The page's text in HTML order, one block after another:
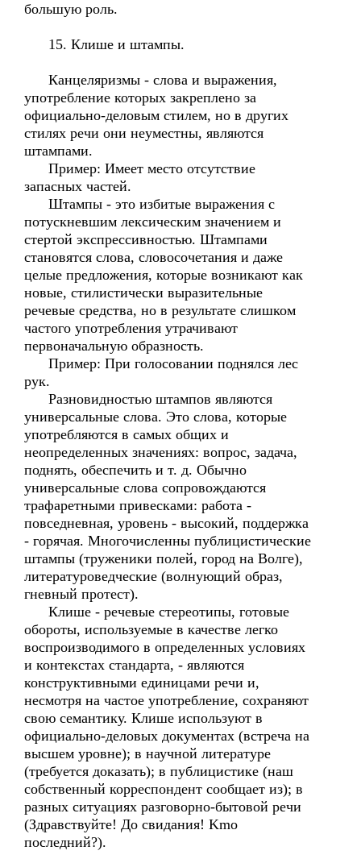
большую роль.
15. Клише и штампы.
Канцеляризмы - слова и выражения,
употребление которых закреплено за
официально-деловым стилем, но в других
стилях речи они неуместны, являются
штампами.
Пример: Имеет место отсутствие
запасных частей.
Штампы - это избитые выражения с
потускневшим лексическим значением и
стертой экспрессивностью. Штампами
становятся слова, словосочетания и даже
целые предложения, которые возникают как
новые, стилистически выразительные
речевые средства, но в результате слишком
частого употребления утрачивают
первоначальную образность.
Пример: При голосовании поднялся лес
рук.
Разновидностью штампов являются
универсальные слова. Это слова, которые
употребляются в самых общих и
неопределенных значениях: вопрос, задача,
поднять, обеспечить и т. д. Обычно
универсальные слова сопровождаются
трафаретными привесками: работа -
повседневная, уровень - высокий, поддержка
- горячая. Многочисленны публицистические
штампы (труженики полей, город на Волге),
литературоведческие (волнующий образ,
гневный протест).
Клише - речевые стереотипы, готовые
обороты, используемые в качестве легко
воспроизводимого в определенных условиях
и контекстах стандарта, - являются
конструктивными единицами речи и,
несмотря на частое употребление, сохраняют
свою семантику. Клише используют в
официально-деловых документах (встреча на
высшем уровне); в научной литературе
(требуется доказать); в публицистике (наш
собственный корреспондент сообщает из); в
разных ситуациях разговорно-бытовой речи
(Здравствуйте! До свидания! Kmо
последний?).